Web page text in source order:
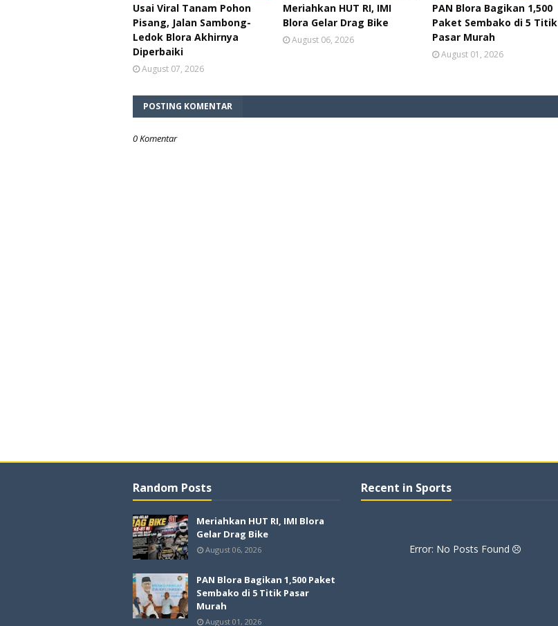
Usai Viral Tanam Pohon
Pisang, Jalan Sambong-
Ledok Blora Akhirnya
Diperbaiki
August 07, 2026
Meriahkan HUT RI, IMI
Blora Gelar Drag Bike
August 06, 2026
PAN Blora Bagikan 1,500
Paket Sembako di 5 Titik
Pasar Murah
August 01, 2026
POSTING KOMENTAR
0 Komentar
Random Posts
Meriahkan HUT RI, IMI Blora
Gelar Drag Bike
August 06, 2026
PAN Blora Bagikan 1,500 Paket
Sembako di 5 Titik Pasar
Murah
August 01, 2026
Recent in Sports
Error: No Posts Found